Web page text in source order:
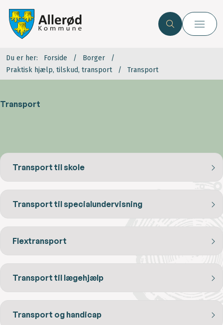
Du er her: Forside
Borger
Praktisk hjælp, tilskud, transport
Transport
Transport
Transport til skole
Transport til specialundervisning
Flextransport
Transport til lægehjælp
Transport og handicap